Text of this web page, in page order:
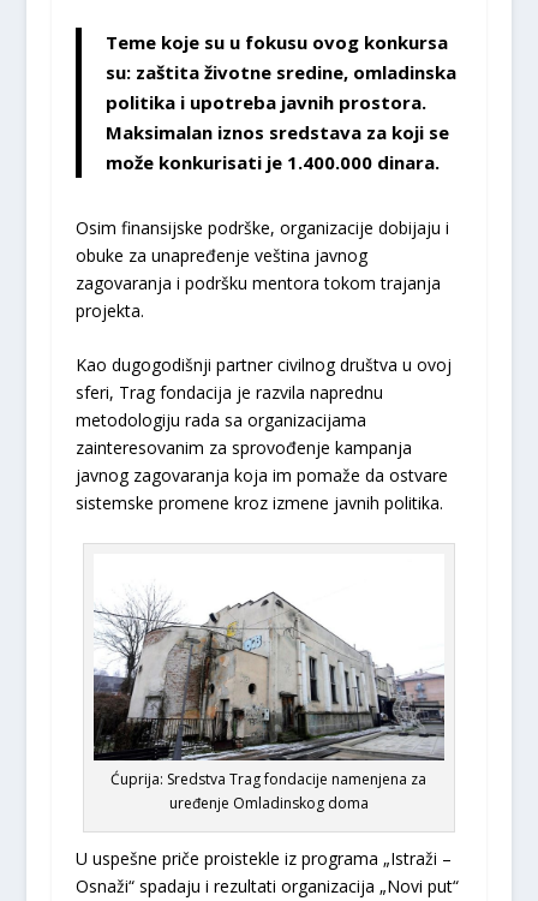
Teme koje su u fokusu ovog konkursa
su: zaštita životne sredine, omladinska
politika i upotreba javnih prostora.
Maksimalan iznos sredstava za koji se
može konkurisati je 1.400.000 dinara.
Osim finansijske podrške, organizacije dobijaju i
obuke za unapređenje veština javnog
zagovaranja i podršku mentora tokom trajanja
projekta.
Kao dugogodišnji partner civilnog društva u ovoj
sferi, Trag fondacija je razvila naprednu
metodologiju rada sa organizacijama
zainteresovanim za sprovođenje kampanja
javnog zagovaranja koja im pomaže da ostvare
sistemske promene kroz izmene javnih politika.
Ćuprija: Sredstva Trag fondacije namenjena za
uređenje Omladinskog doma
U uspešne priče proistekle iz programa „Istraži –
Osnaži“ spadaju i rezultati organizacija „Novi put“